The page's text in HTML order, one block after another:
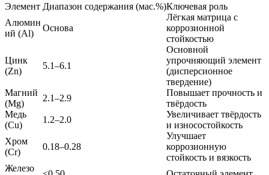
Элемент Диапазон содержания (мас.%)Ключевая роль
Алюмин
ий (Al)
Основа
Лёгкая матрица с
коррозионной
стойкостью
Цинк
(Zn)
5.1–6.1
Основной
упрочняющий элемент
(дисперсионное
твердение)
Магний
(Mg)
2.1–2.9
Повышает прочность и
твёрдость
Медь
(Cu)
1.2–2.0
Увеличивает твёрдость
и износостойкость
Хром
(Cr)
0.18–0.28
Улучшает
коррозионную
стойкость и вязкость
Железо